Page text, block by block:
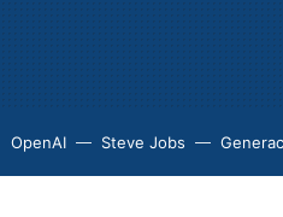
OpenAI Steve Jobs